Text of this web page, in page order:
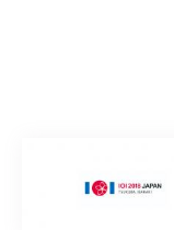
Páginas